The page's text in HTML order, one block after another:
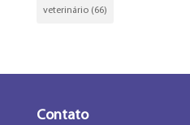
veterinário(66)
Contato